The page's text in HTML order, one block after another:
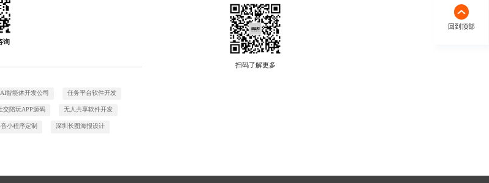
询
智能体开发公司 任务平台软件开发
交陪玩APP源码 无人共享软件开发
小程序定制 深圳长图海报设计
扫码了解更多
回到顶部